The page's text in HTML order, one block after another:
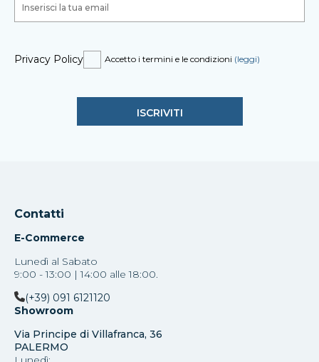
Privacy Policy Accetto i termini e le condizioni (leggi)
Contatti
E-Commerce
Lunedì al Sabato
9:00 - 13:00 | 14:00 alle 18:00.
(+39) 091 6121120
Showroom
Via Principe di Villafranca, 36
PALERMO